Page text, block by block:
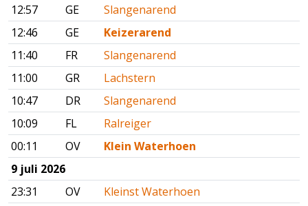
12:57
GE
Slangenarend
12:46
GE
Keizerarend
11:40
FR
Slangenarend
11:00
GR
Lachstern
10:47
DR
Slangenarend
10:09
FL
Ralreiger
00:11
OV
Klein Waterhoen
9 juli 2026
23:31
OV
Kleinst Waterhoen